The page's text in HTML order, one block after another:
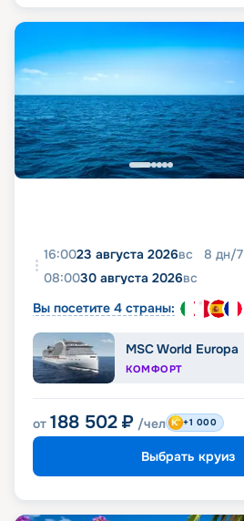
16:0023 августа 2026вс 8 дн/7
08:0030 августа 2026вс
Вы посетите 4 страны:
MSC World Europa
КОМФОРТ
от 188 502 ₽ /чел +1 000
Выбрать круиз